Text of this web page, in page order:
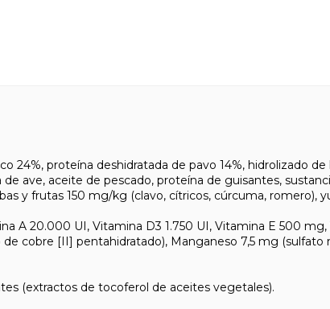
24%, proteína deshidratada de pavo 14%, hidrolizado
de ave, aceite de pescado, proteína de guisantes,
y frutas 150 mg/kg (clavo, cítricos, cúrcuma, romero),
A 20.000 UI, Vitamina D3 1.750 UI, Vitamina E 500
cobre [II] pentahidratado), Manganeso 7,5 mg
(extractos de tocoferol de aceites vegetales).